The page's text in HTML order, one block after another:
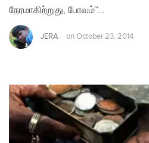
நேரமாகிற்றுது, போவம்”…
JERA on October 23, 2014